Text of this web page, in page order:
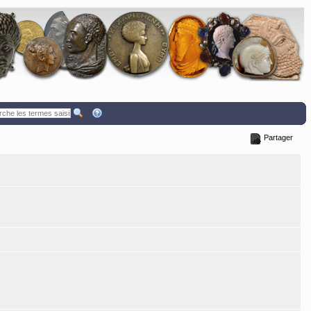
Partager